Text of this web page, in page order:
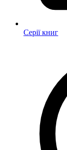
Серії книг